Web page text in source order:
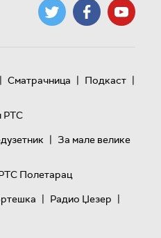
| Сматрачница | Подкаст |
РТС
| За мале велике
Полетарац
| Радио Џезер |